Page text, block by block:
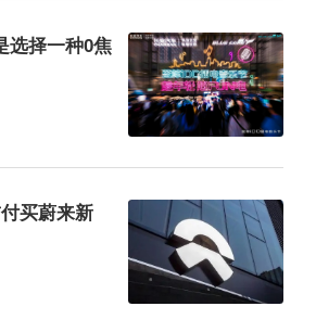
开启美好人生。
“华风凌然”设计理念,霸气威
矫健骁勇的姿态配上5米超长
气之感彰显无遗;精致的内饰
,无论是采用镂空设计的电子
理的调节旋钮,还是采用科学
座椅,都能让你感到尊贵的驾
发动机+爱信6AT变速箱,黄金
澎湃而行。豪华与舒适兼具,
选择一种0焦
买蔚来新